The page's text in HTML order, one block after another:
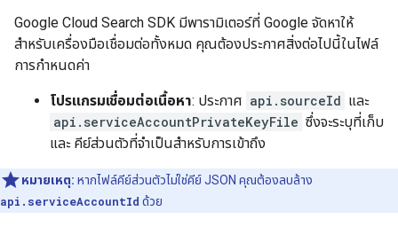
Google Cloud Search SDK มีพารามิเตอร์ที่ Google จัดหาให้
สำหรับเครื่องมือเชื่อมต่อทั้งหมด คุณต้องประกาศสิ่งต่อไปนี้ในไฟล์
การกำหนดค่า
โปรแกรมเชื่อมต่อเนื้อหา: ประกาศ api.sourceId และ
api.serviceAccountPrivateKeyFile ซึ่งจะระบุที่เก็บ
และ คีย์ส่วนตัวที่จำเป็นสำหรับการเข้าถึง
หมายเหตุ: หากไฟล์คีย์ส่วนตัวไม่ใช่คีย์ JSON คุณต้องลบล้าง
api.serviceAccountId ด้วย